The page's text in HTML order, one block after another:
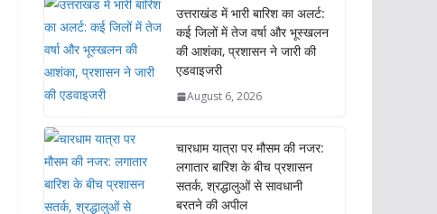
उत्तराखंड में भारी बारिश का अलर्ट:
कई जिलों में तेज वर्षा और भूस्खलन
की आशंका, प्रशासन ने जारी की
एडवाइजरी
August 6, 2026
चारधाम यात्रा पर मौसम की नजर:
लगातार बारिश के बीच प्रशासन
सतर्क, श्रद्धालुओं से सावधानी
बरतने की अपील